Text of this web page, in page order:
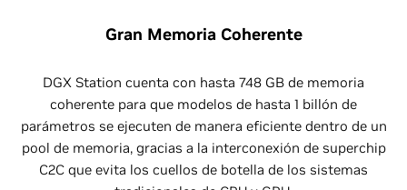
Gran Memoria Coherente
DGX Station cuenta con hasta 748 GB de memoria
coherente para que modelos de hasta 1 billón de
parámetros se ejecuten de manera eficiente dentro de un
pool de memoria, gracias a la interconexión de superchip
C2C que evita los cuellos de botella de los sistemas